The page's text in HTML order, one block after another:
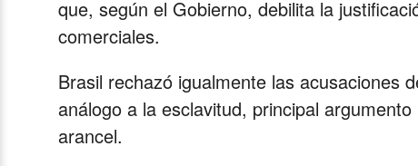
que, según el Gobierno, debilita la
comerciales.
Brasil rechazó igualmente las acusaciones
análogo a la esclavitud, principal
arancel.